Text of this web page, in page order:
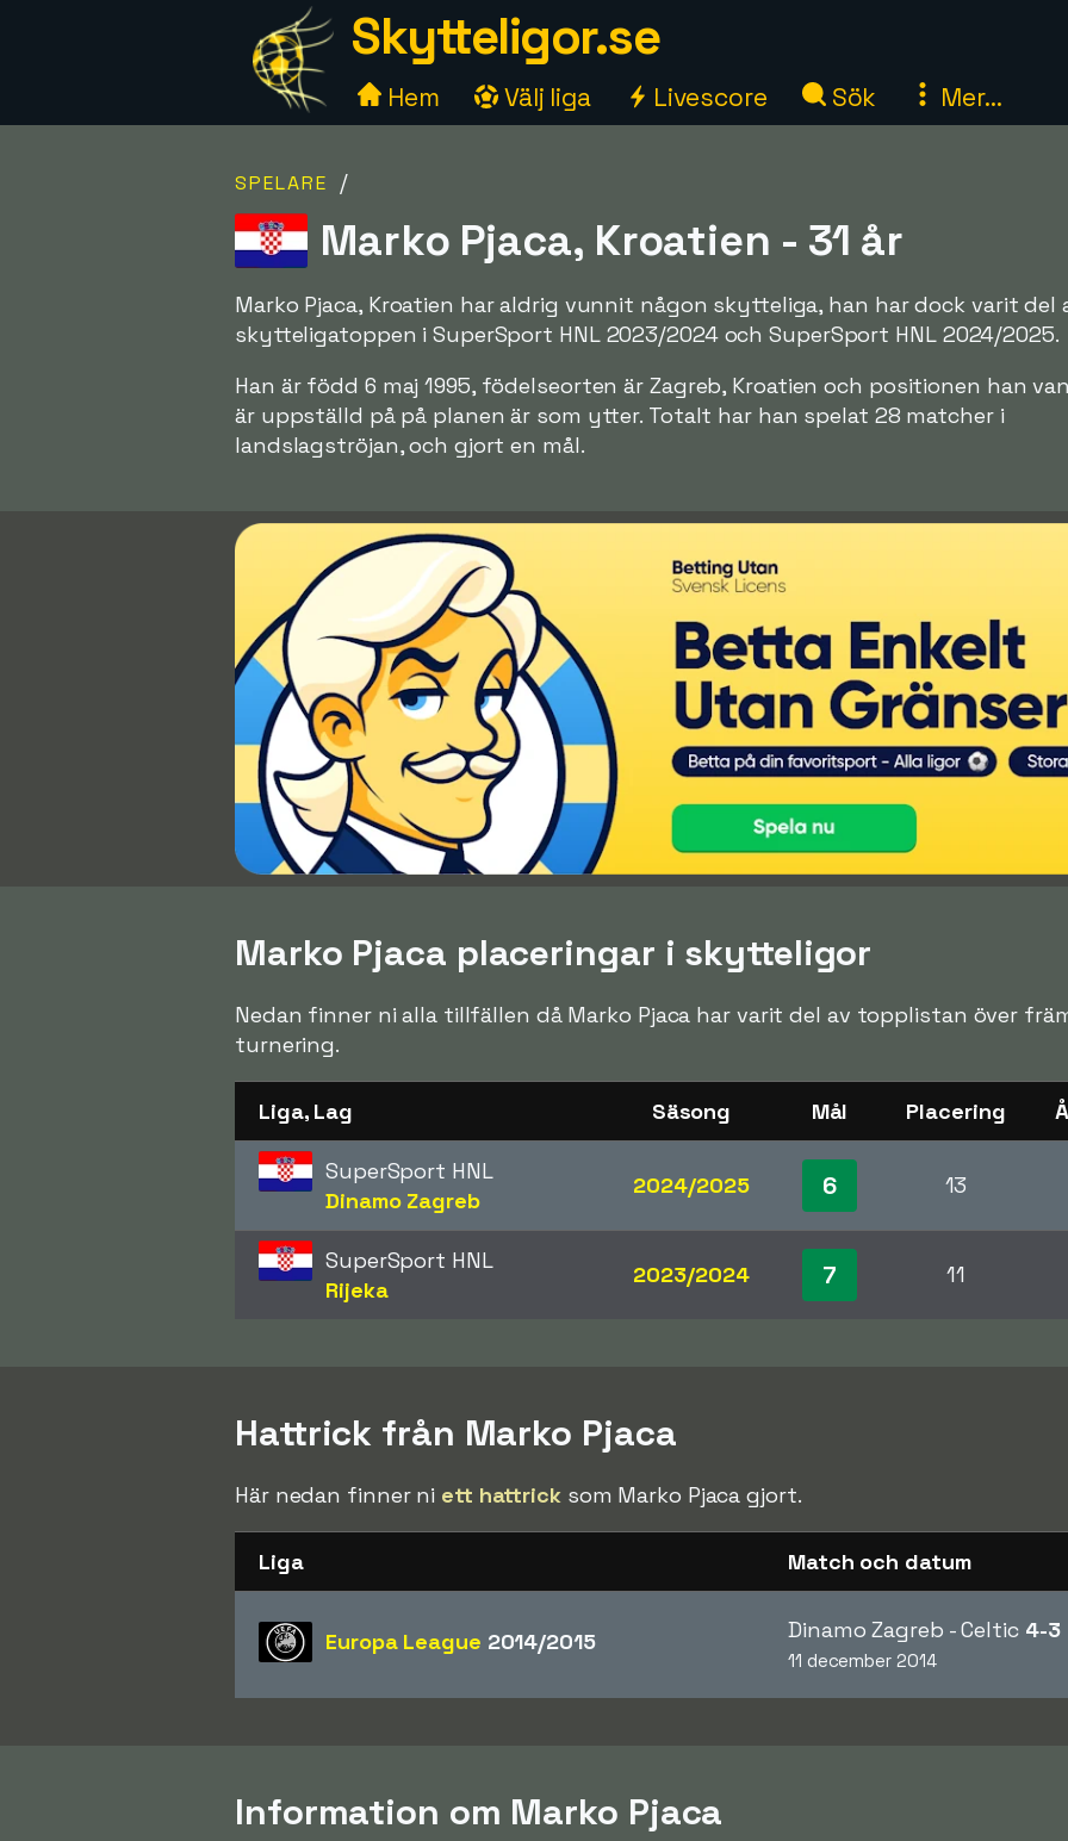
Skytteligor.se
Hem Välj liga Livescore Sök Mer...
SPELARE /
Marko Pjaca, Kroatien - 31 år
Marko Pjaca, Kroatien har aldrig vunnit någon skytteliga, han har dock varit del
skytteligatoppen i SuperSport HNL 2023/2024 och SuperSport HNL 2024/2025.
Han är född 6 maj 1995, födelseorten är Zagreb, Kroatien och positionen han
är uppställd på på planen är som ytter. Totalt har han spelat 28 matcher i
landslagströjan, och gjort en mål.
Marko Pjaca placeringar i skytteligor
Nedan finner ni alla tillfällen då Marko Pjaca har varit del av topplistan över
turnering.
Liga, Lag Säsong Mål Placering
SuperSport HNL
Dinamo Zagreb
2024/2025 6 13
SuperSport HNL
Rijeka
2023/2024 7 11
Hattrick från Marko Pjaca
Här nedan finner ni ett hattrick som Marko Pjaca gjort.
Liga Match och datum
Europa League 2014/2015 Dinamo Zagreb - Celtic 4-3
11 december 2014
Information om Marko Pjaca